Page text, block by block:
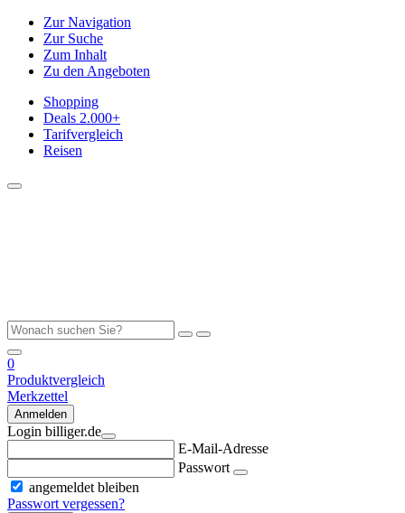
Zur Navigation
Zur Suche
Zum Inhalt
Zu den Angeboten
Shopping
Deals 2.000+
Tarifvergleich
Reisen
0
Produktvergleich
Merkzettel
Anmelden
Login billiger.de
E-Mail-Adresse
Passwort
angemeldet bleiben
Passwort vergessen?